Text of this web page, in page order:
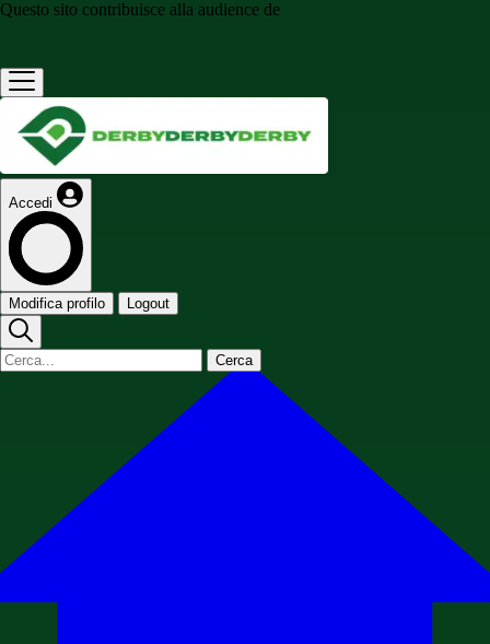
Questo sito contribuisce alla audience de
Accedi
Modifica profilo Logout
Cerca